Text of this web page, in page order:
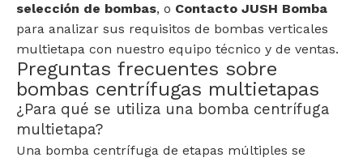
selección de bombas, o Contacto JUSH Bomba
para analizar sus requisitos de bombas verticales
multietapa con nuestro equipo técnico y de ventas.
Preguntas frecuentes sobre
bombas centrífugas multietapas
¿Para qué se utiliza una bomba centrífuga
multietapa?
Una bomba centrífuga de etapas múltiples se